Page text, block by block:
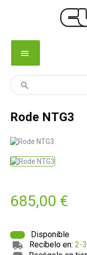
menu
search
Rode NTG3
685,00 €
Disponible
Recíbelo en:2-